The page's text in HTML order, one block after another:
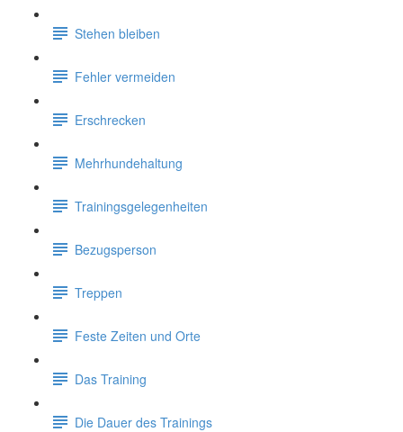
Stehen bleiben
Fehler vermeiden
Erschrecken
Mehrhundehaltung
Trainingsgelegenheiten
Bezugsperson
Treppen
Feste Zeiten und Orte
Das Training
Die Dauer des Trainings